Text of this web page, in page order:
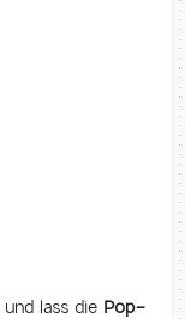
und lass die Pop-